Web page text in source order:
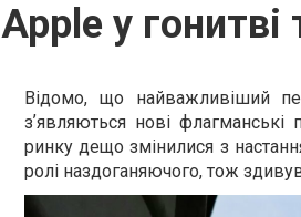
Apple у
Відомо, що найважливіший
зʼявляються нові
ринку дещо змінилися з
ролі наздоганяючого, тож